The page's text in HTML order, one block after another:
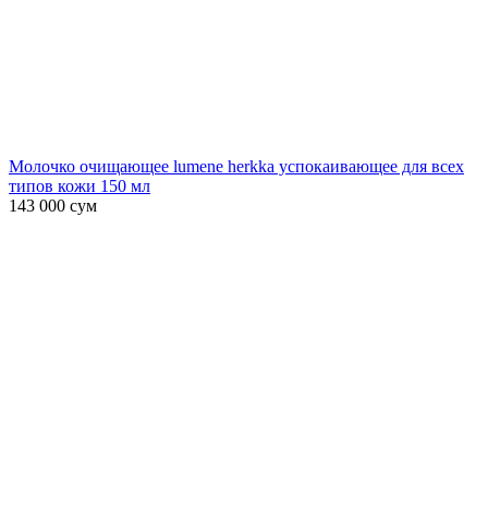
Молочко очищающее lumene herkka успокаивающее для всех
типов кожи 150 мл
143 000 сум